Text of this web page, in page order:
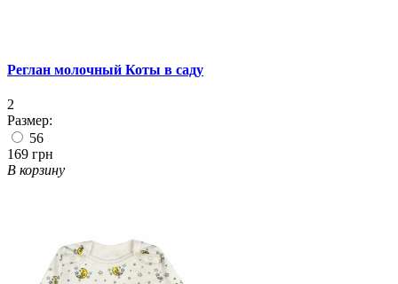
Реглан молочный Коты в саду
2
Размер:
56
169 грн
В корзину